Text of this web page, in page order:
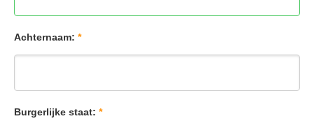
Achternaam: *
Burgerlijke staat: *